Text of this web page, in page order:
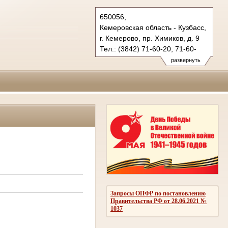
развернуть
650056,
Кемеровская область - Кузбасс,
г. Кемерово, пр. Химиков, д. 9
Тел.: (3842) 71-60-20, 71-60-
22 (т/ф.)
oblsud.kmr@sudrf.ru
Запросы ОПФР по постановлению
Правительства РФ от 28.06.2021 №
1037